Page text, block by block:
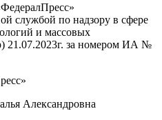
службой по надзору в сфере
и массовых
21.07.2023г. за номером ИА №
Александровна